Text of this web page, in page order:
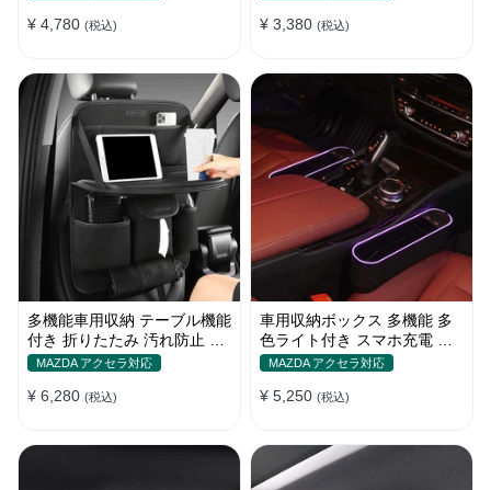
¥ 4,780 (税込) ¥ 3,380 (税込)
多機能車用収納 テーブル機能
付き 折りたたみ 汚れ防止 多
機能 大容量 取り付け簡単
MAZDA アクセラ対応
¥ 6,280 (税込)
車用収納ボックス 多機能 多
色ライト付き スマホ充電 お
しゃれ シートギャップ 隙間
MAZDA アクセラ対応
¥ 5,250 (税込)